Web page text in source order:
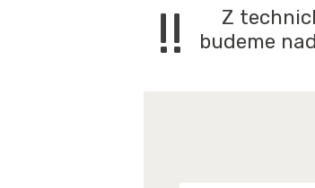
!!
Z
budeme